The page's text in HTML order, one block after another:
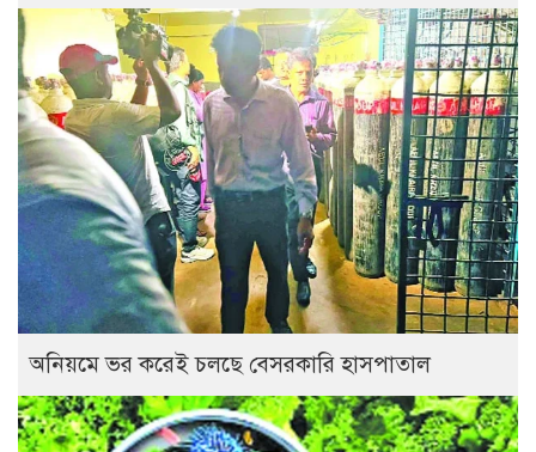
অনিয়মে ভর করেই চলছে বেসরকারি হাসপাতাল